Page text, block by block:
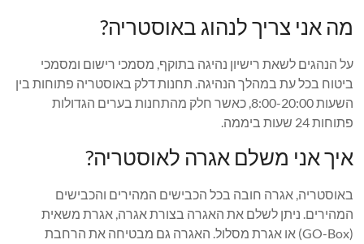
מה אני צריך לנהוג באוסטריה?
על הנהגים לשאת רישיון נהיגה בתוקף, מסמכי רישום ומסמכי
ביטוח בכל עת במהלך הנהיגה. תחנות דלק באוסטריה פתוחות בין
השעות 8:00-20:00, כאשר חלק מהתחנות בערים הגדולות
פתוחות 24 שעות ביממה.
איך אני משלם אגרה לאוסטריה?
באוסטריה, אגרה חובה בכל הכבישים המהירים והכבישים
המהירים. ניתן לשלם את האגרה בצורת אגרה, אגרת משאית
(GO-Box) או אגרת מסלול. האגרה גם מבטיחה את הרחבת